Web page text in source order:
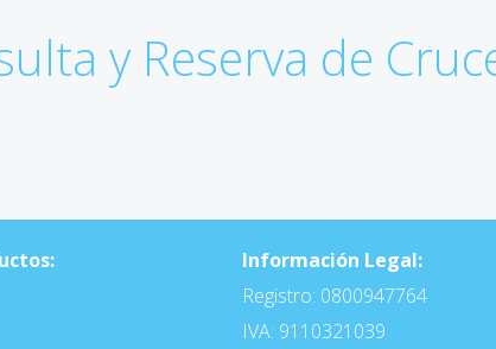
y Reserva de
Información Legal:
Registro: 0800947764
IVA: 9110321039